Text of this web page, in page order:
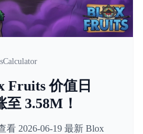
Fruits 价值日
3.58M！
看 2026-06-19 最新 Blox